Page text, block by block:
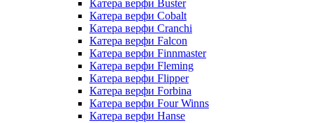
Катера верфи Buster
Катера верфи Cobalt
Катера верфи Cranchi
Катера верфи Falcon
Катера верфи Finnmaster
Катера верфи Fleming
Катера верфи Flipper
Катера верфи Forbina
Катера верфи Four Winns
Катера верфи Hanse